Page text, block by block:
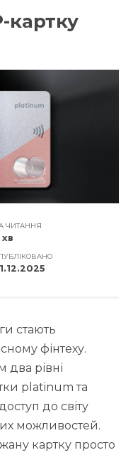
картку
ЧИТАННЯ
стають
фінтеху.
два рівні
platinum та
до світу
можливостей.
картку просто